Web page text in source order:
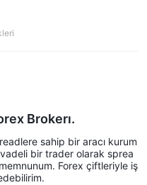
Brokerı.
sahip bir aracı kurum
vadeli bir trader olarak sprea
Forex çiftleriyle iş